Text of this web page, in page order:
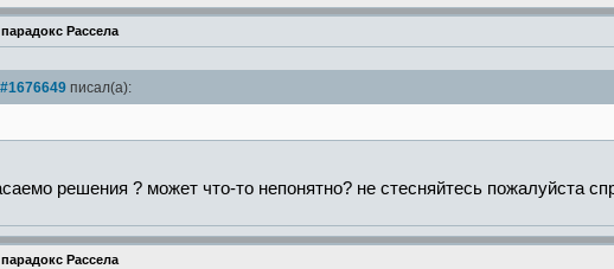
Рассела
писал(а):
решения ? может что-то непонятно? не стесняйтесь пожалуйста
Рассела